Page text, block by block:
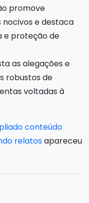
promove
e destaca
e proteção de
as alegações e
robustos de
voltadas à
conteúdo
relatosapareceu